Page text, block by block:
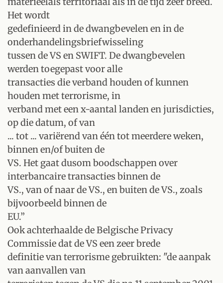
Het wordt
gedefinieerd in de dwangbevelen en in de
onderhandelingsbriefwisseling
tussen de VS en SWIFT. De dwangbevelen
werden toegepast voor alle
transacties die verband houden of kunnen
houden met terrorisme, in
verband met een x-aantal landen en jurisdicties,
op die datum, of van
... tot ... variërend van één tot meerdere weken,
binnen en/of buiten de
VS. Het gaat dusom boodschappen over
interbancaire transacties binnen de
VS., van of naar de VS., en buiten de VS., zoals
bijvoorbeeld binnen de
EU.”
Ook achterhaalde de Belgische Privacy
Commissie dat de VS een zeer brede
definitie van terrorisme gebruikten: "de aanpak
van aanvallen van